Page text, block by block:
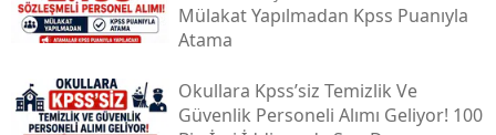
Mülakat Yapılmadan Kpss Puanıyla
Atama
Okullara Kpss’siz Temizlik Ve
Güvenlik Personeli Alımı Geliyor! 100